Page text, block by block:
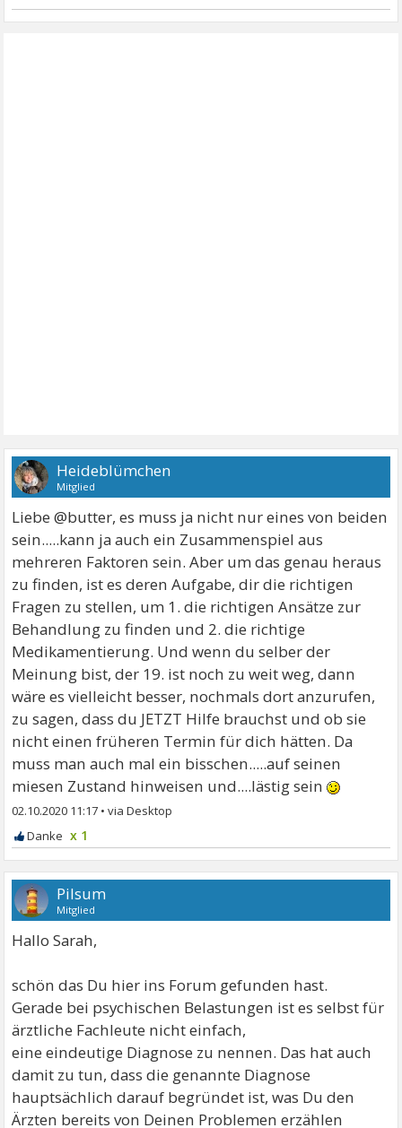
Heideblümchen
Mitglied
Liebe @butter, es muss ja nicht nur eines von beiden
sein.....kann ja auch ein Zusammenspiel aus
mehreren Faktoren sein. Aber um das genau heraus
zu finden, ist es deren Aufgabe, dir die richtigen
Fragen zu stellen, um 1. die richtigen Ansätze zur
Behandlung zu finden und 2. die richtige
Medikamentierung. Und wenn du selber der
Meinung bist, der 19. ist noch zu weit weg, dann
wäre es vielleicht besser, nochmals dort anzurufen,
zu sagen, dass du JETZT Hilfe brauchst und ob sie
nicht einen früheren Termin für dich hätten. Da
muss man auch mal ein bisschen.....auf seinen
miesen Zustand hinweisen und....lästig sein
02.10.2020 11:17 •
x 1
Pilsum
Mitglied
Hallo Sarah,
schön das Du hier ins Forum gefunden hast.
Gerade bei psychischen Belastungen ist es selbst für
ärztliche Fachleute nicht einfach,
eine eindeutige Diagnose zu nennen. Das hat auch
damit zu tun, dass die genannte Diagnose
hauptsächlich darauf begründet ist, was Du den
Ärzten bereits von Deinen Problemen erzählen